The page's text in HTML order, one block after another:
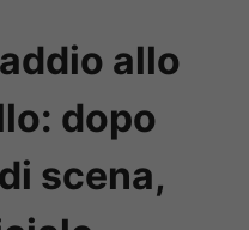
allo
dopo
scena,